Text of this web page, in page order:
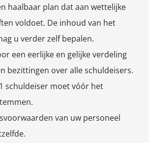
haalbaar plan dat aan wettelijke
voldoet. De inhoud van het
u verder zelf bepalen.
een eerlijke en gelijke verdeling
bezittingen over alle schuldeisers.
schuldeiser moet vóór het
van uw personeel